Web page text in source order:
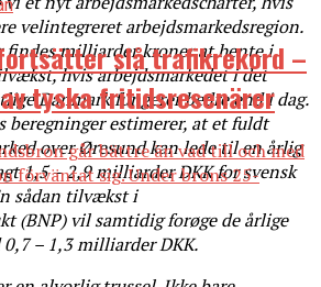
velintegreret arbejdsmarkedsregion.
findes milliarder kroner at hente i
hvis arbejdsmarkedet i det
Danmark fungerer bedre end i dag.
beregninger estimerer, at et fuldt
over Øresund kan lede til en årlig
1,5 – 2,9 milliarder DKK for svensk
sådan tilvækst i
(BNP) vil samtidig forøge de årlige
– 1,3 milliarder DKK.
slå trafikrekord –
tyska fritidsresenärer
går bättre än vad till och med
förväntat sig. Under brons 25-